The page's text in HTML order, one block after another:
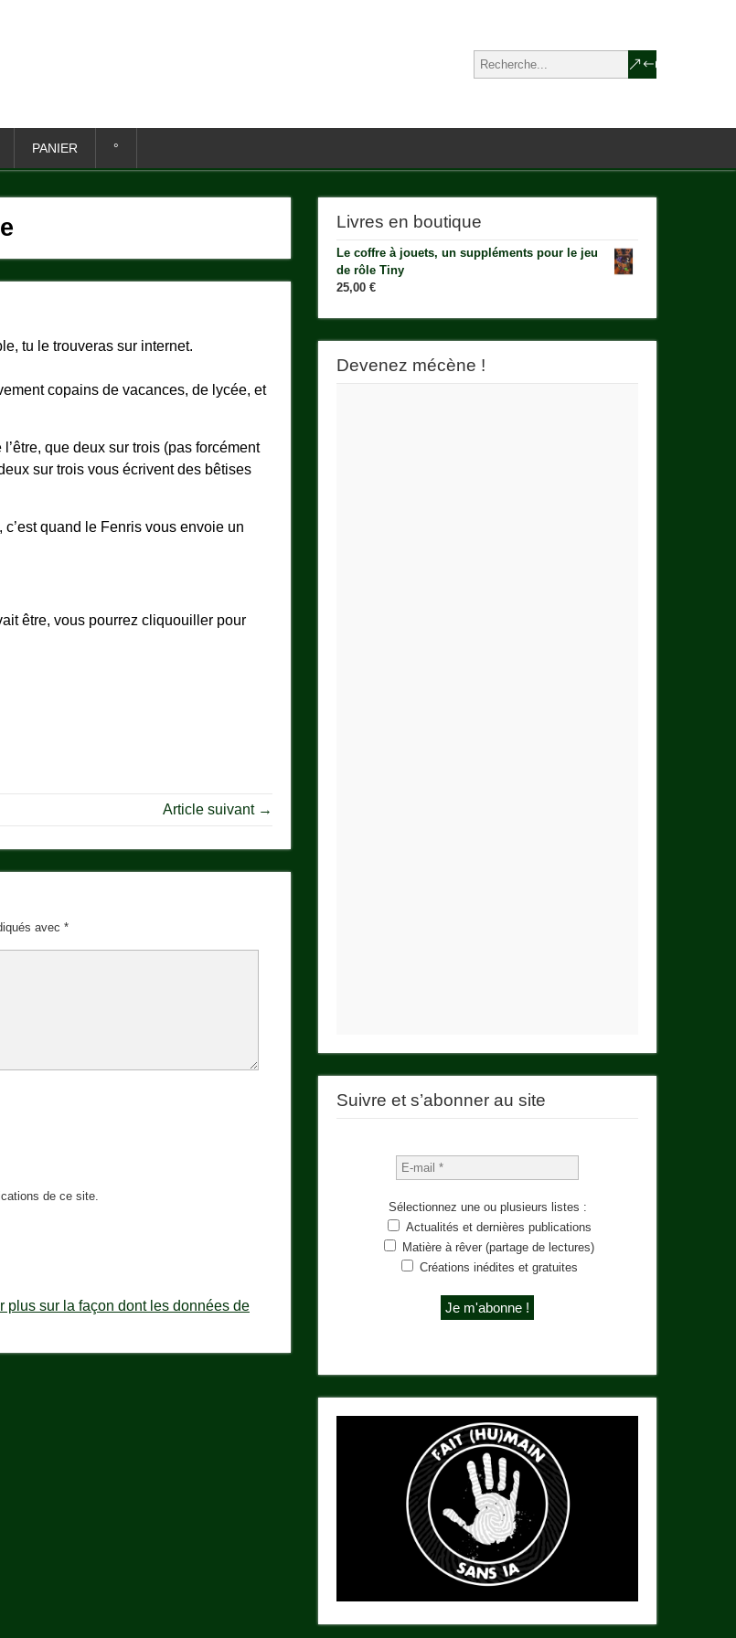
PANIER °
tu le trouveras sur internet.
copains de vacances, de lycée, et
que deux sur trois (pas forcément
sur trois vous écrivent des bêtises
quand le Fenris vous envoie un
être, vous pourrez cliquouiller pour
Article suivant →
avec *
de ce site.
plus sur la façon dont les données de
Livres en boutique
Le coffre à jouets, un suppléments pour le jeu
de rôle Tiny
25,00 €
Devenez mécène !
Suivre et s’abonner au site
Sélectionnez une ou plusieurs listes :
Actualités et dernières publications
Matière à rêver (partage de lectures)
Créations inédites et gratuites